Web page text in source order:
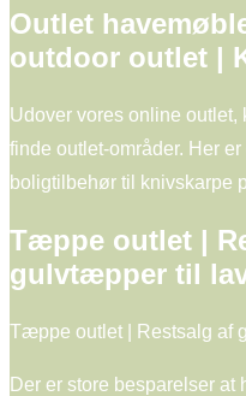
Outlet
outdoor outlet |
Udover vores online outlet,
finde outlet-områder. Her
boligtilbehør til knivskarpe
Tæppe outlet |
gulvtæpper til
Tæppe outlet | Restsalg af
Der er store besparelser